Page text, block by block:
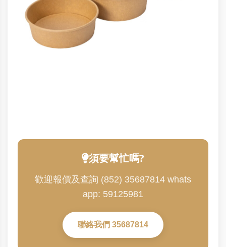
須要幫忙嗎?
歡迎報價及查詢 (852) 35687814 whats
app: 59125981
聯絡我們 35687814